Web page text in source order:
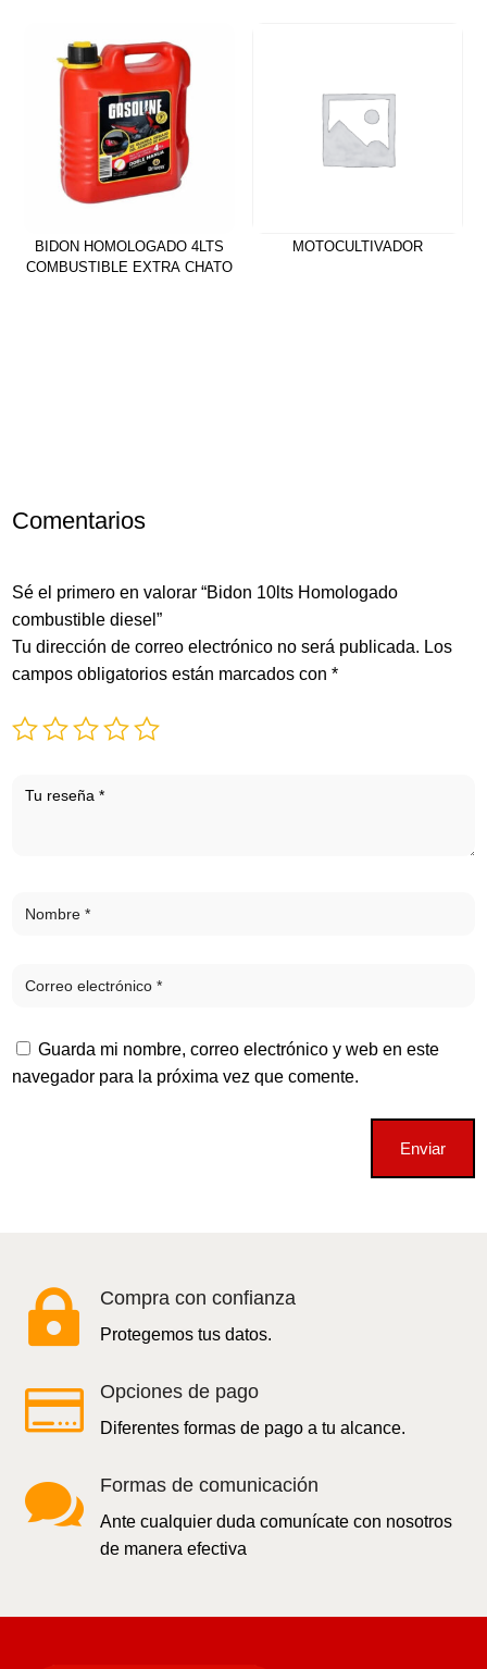
BIDON HOMOLOGADO 4LTS
COMBUSTIBLE EXTRA CHATO
MOTOCULTIVADOR
Comentarios
Sé el primero en valorar “Bidon 10lts Homologado
combustible diesel”
Tu dirección de correo electrónico no será publicada. Los
campos obligatorios están marcados con*
Guarda mi nombre, correo electrónico y web en este
navegador para la próxima vez que comente.
Enviar
 Compra con confianza
Protegemos tus datos.
 Opciones de pago
Diferentes formas de pago a tu alcance.
 Formas de comunicación
Ante cualquier duda comunícate con nosotros
de manera efectiva